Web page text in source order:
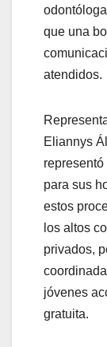
que una
atendidos.
Eliannys
para sus
estos
los altos
privados,
jóvenes
gratuita.